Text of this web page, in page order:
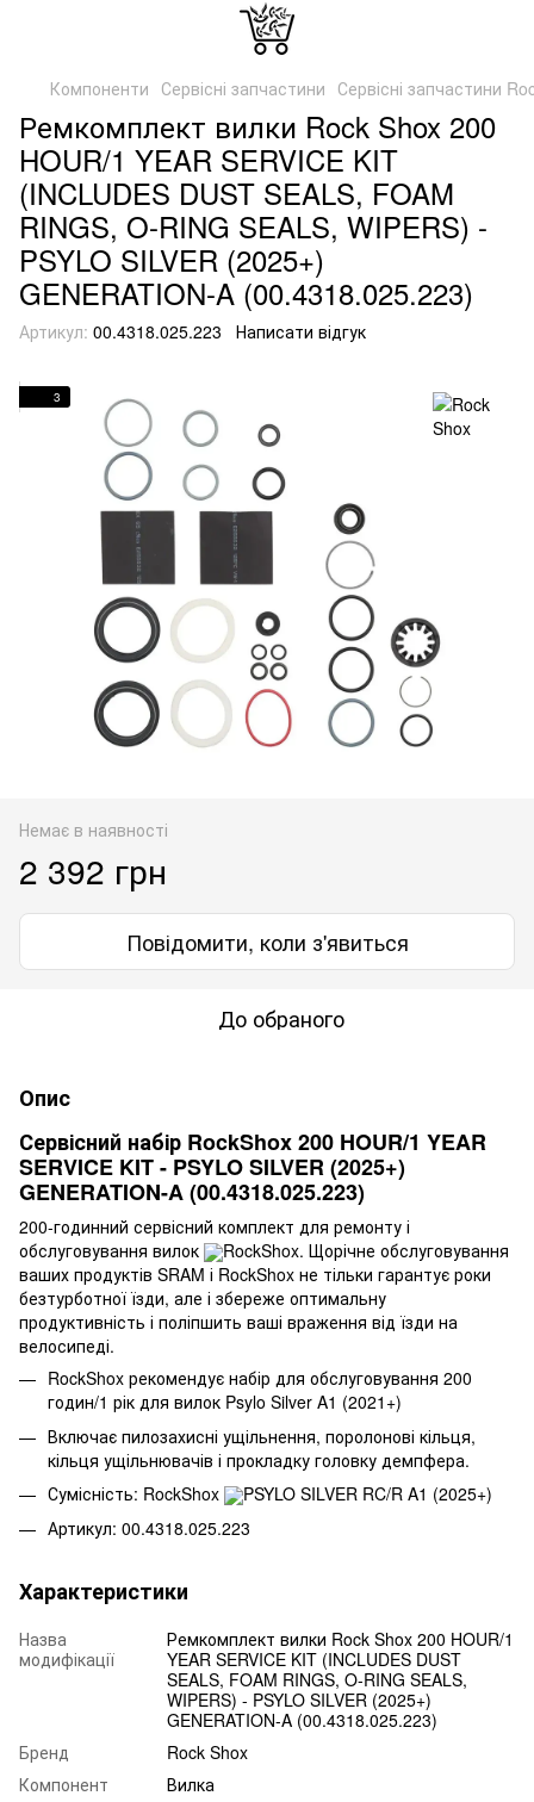
Компоненти Сервісні запчастини Сервісні запчастини
Ремкомплект вилки Rock Shox 200
HOUR/1 YEAR SERVICE KIT
(INCLUDES DUST SEALS, FOAM
RINGS, O-RING SEALS, WIPERS) -
PSYLO SILVER (2025+)
GENERATION-A (00.4318.025.223)
Артикул: 00.4318.025.223 Написати відгук
3
Немає в наявності
2 392 грн
Повідомити, коли з'явиться
До обраного
Опис
Сервісний набір RockShox 200 HOUR/1 YEAR
SERVICE KIT - PSYLO SILVER (2025+)
GENERATION-A (00.4318.025.223)
200-годинний сервісний комплект для ремонту і
обслуговування вилок
RockShox. Щорічне обслуговування
ваших продуктів SRAM і RockShox не тільки гарантує роки
безтурботної їзди, але і збереже оптимальну
продуктивність і поліпшить ваші враження від їзди на
велосипеді.
RockShox рекомендує набір для обслуговування 200
годин/1 рік для вилок Psylo Silver A1 (2021+)
Включає пилозахисні ущільнення, поролонові кільця,
кільця ущільнювачів і прокладку головку демпфера.
Сумісність: RockShox
PSYLO SILVER RC/R A1 (2025+)
Артикул: 00.4318.025.223
Характеристики
Назва
модифікації
Ремкомплект вилки Rock Shox 200 HOUR/1
YEAR SERVICE KIT (INCLUDES DUST
SEALS, FOAM RINGS, O-RING SEALS,
WIPERS) - PSYLO SILVER (2025+)
GENERATION-A (00.4318.025.223)
Бренд
Rock Shox
Компонент
Вилка